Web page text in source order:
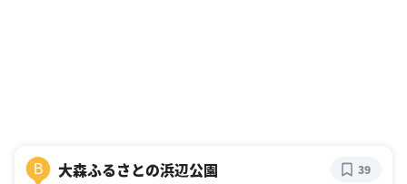
B 大森ふるさとの浜辺公園 39